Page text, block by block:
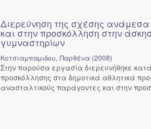
Διερεύνηση της σχέσης
και στην προσκόλληση στην
γυμναστηρίων
Κοτσιαμπαµιδου, Παρθένα (2008)
Στην παρούσα εργασία διερευνήθηκε
προσκόλλησης στα δημοτικά αθλητικά
ανασταλτικούς παράγοντες και στην